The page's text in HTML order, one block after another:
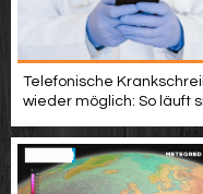
Telefonische
wieder möglich: So läuft